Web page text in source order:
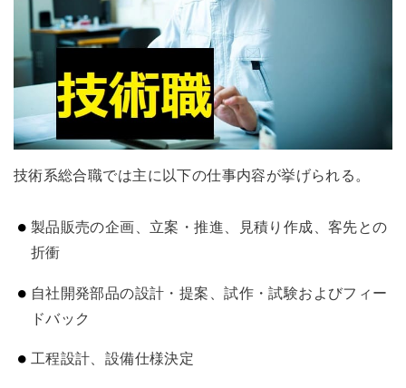
技術系総合職では主に以下の仕事内容が挙げられる。
製品販売の企画、立案・推進、見積り作成、客先との
折衝
自社開発部品の設計・提案、試作・試験およびフィー
ドバック
工程設計、設備仕様決定